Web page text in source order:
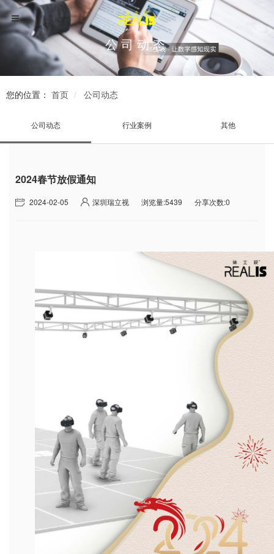
公司动态
您的位置： 首页 公司动态
公司动态 行业案例 其他
2024春节放假通知
2024-02-05 深圳瑞立视 浏览量:5439 分享次数:0